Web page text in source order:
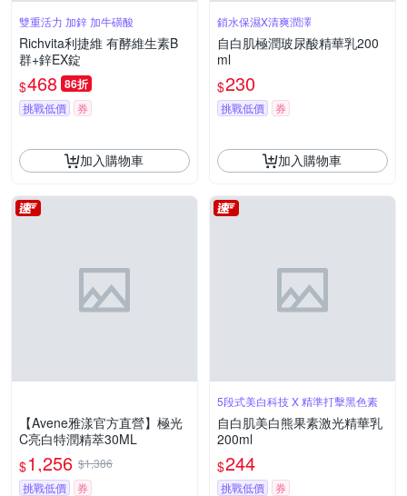
雙重活力 加鋅 加牛磺酸
Richvita利捷維 有酵維生素B
群+鋅EX錠
$468 86折
挑戰低價 券
加入購物車
鎖水保濕X清爽潤澤
自白肌極潤玻尿酸精華乳200
ml
$230
挑戰低價 券
加入購物車
【Avene雅漾官方直營】極光
C亮白特潤精萃30ML
$1,256 $1,386
挑戰低價
券
5段式美白科技 X 精準打擊黑色素
自白肌美白熊果素激光精華乳
200ml
$244
挑戰低價 券